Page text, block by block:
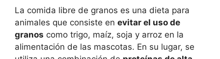
La comida libre de granos es una dieta para
animales que consiste en evitar el uso de
granos como trigo, maíz, soja y arroz en la
alimentación de las mascotas. En su lugar, se